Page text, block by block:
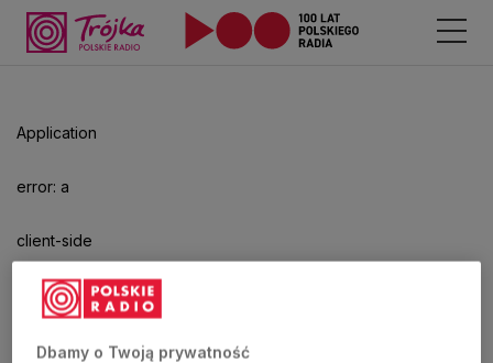
Application
error: a
client-side
exception
has
aby
odtwarzać.
Dbamy o Twoją prywatność